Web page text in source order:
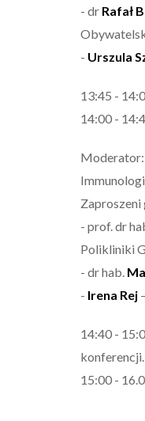
- dr Rafał
- Urszula
13:45 -
14:00 -
Moderator:
Zaproszeni
- prof. dr
Polikliniki
- dr hab.
- Irena Rej
14:40 -
konferencji.
15:00 -